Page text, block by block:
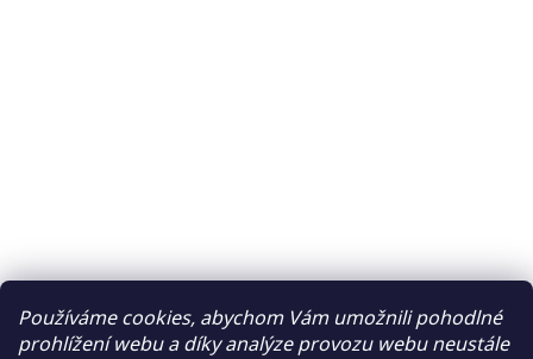
Používáme cookies, abychom Vám umožnili pohodlné
prohlížení webu a díky analýze provozu webu neustále